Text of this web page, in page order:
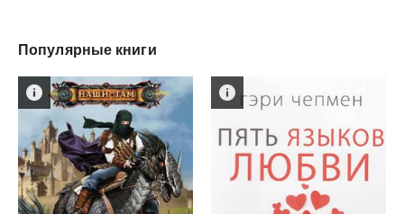
Популярные книги